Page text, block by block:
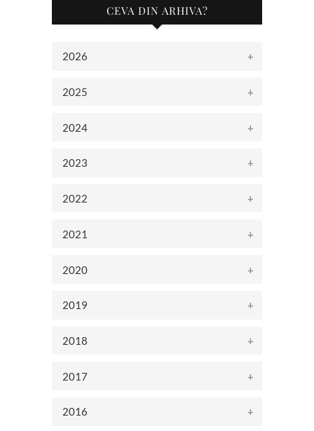
CEVA DIN ARHIVA?
2026
2025
2024
2023
2022
2021
2020
2019
2018
2017
2016